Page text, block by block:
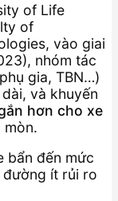
of Life
of
vào giai
nhóm tác
gia, TBN…)
và khuyến
hơn cho xe
mòn.
bẩn đến mức
đường ít rủi ro